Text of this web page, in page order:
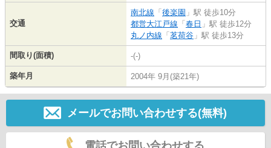
交通
南北線 「 後楽園 」駅 徒歩10分
都営大江戸線 「 春日 」駅 徒歩12分
丸ノ内線 「 茗荷谷 」駅 徒歩13分
間取り(面積) -(-)
築年月 2004年 9月(築21年)
メールでお問い合わせする(無料)